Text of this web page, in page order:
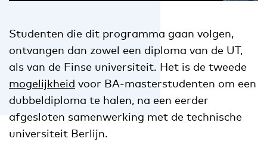
Studenten die dit programma gaan volgen,
ontvangen dan zowel een diploma van de UT,
als van de Finse universiteit. Het is de tweede
mogelijkheid voor BA-masterstudenten om een
dubbeldiploma te halen, na een eerder
afgesloten samenwerking met de technische
universiteit Berlijn.